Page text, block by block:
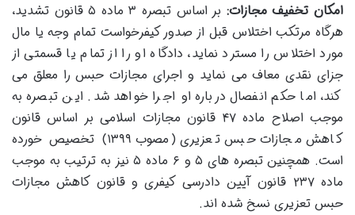
امکان تخفیف مجازات:
بر اساس تبصره ۳ ماده ۵ قانون تشدید،
هرگاه مرتکب اختلاس قبل از صدور کیفرخواست تمام وجه یا مال
مورد اختلاس را مسترد نماید، دادگاه او را از تمام یا قسمتی از
جزای نقدی معاف می نماید و اجرای مجازات حبس را معلق می
کند، اما حکم انفصال درباره او اجرا خواهد شد. این تبصره به
موجب اصلاح ماده ۴۷ قانون مجازات اسلامی بر اساس قانون
کاهش مجازات حبس تعزیری (مصوب ۱۳۹۹) تخصیص خورده
است. همچنین تبصره های ۵ و ۶ ماده ۵ نیز به ترتیب به موجب
ماده ۲۳۷ قانون آیین دادرسی کیفری و قانون کاهش مجازات
حبس تعزیری نسخ شده اند.